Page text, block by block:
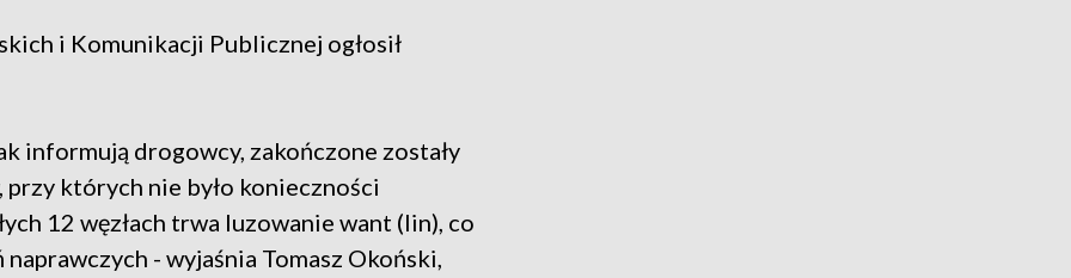
i Komunikacji Publicznej ogłosił
informują drogowcy, zakończone zostały
przy których nie było konieczności
12 węzłach trwa luzowanie want (lin), co
- wyjaśnia Tomasz Okoński,